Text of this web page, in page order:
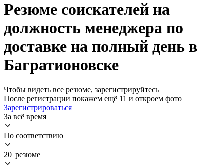
Резюме соискателей на
должность менеджера по
доставке на полный день в
Багратионовске
Чтобы видеть все резюме, зарегистрируйтесь
После регистрации покажем ещё 11 и откроем фото
Зарегистрироваться
За всё время
По соответствию
20 резюме